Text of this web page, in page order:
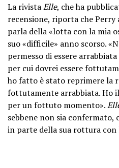
La rivistaElle, che ha
recensione, riporta che Perry
parla della «lotta con la mia
suo «difficile» anno scorso.
permesso di essere
per cui dovrei essere
ho fatto è stato reprimere la
fottutamente arrabbiata. Ho
per un fottuto momento».
sebbene non sia confermato,
in parte della sua rottura